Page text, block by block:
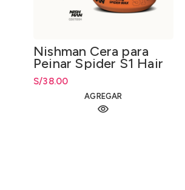
Nishman Cera para
Peinar Spider S1 Hair
Spider Wax S1 150ml.
S/38.00
AGREGAR